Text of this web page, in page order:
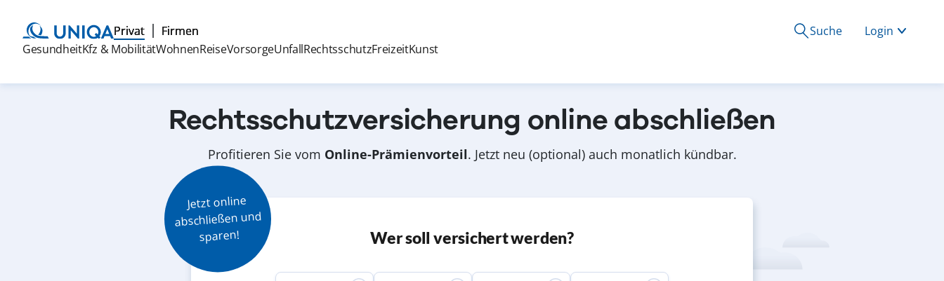
Privat Firmen Suche
Login
GesundheitKfz & MobilitätWohnenReiseVorsorgeUnfallRechtsschutzFreizeitKunst
Rechtsschutzversicherung online abschließen
Profitieren Sie vom Online-Prämienvorteil. Jetzt neu (optional) auch monatlich kündbar.
Jetzt online
abschließen und
sparen! Wer soll versichert werden?